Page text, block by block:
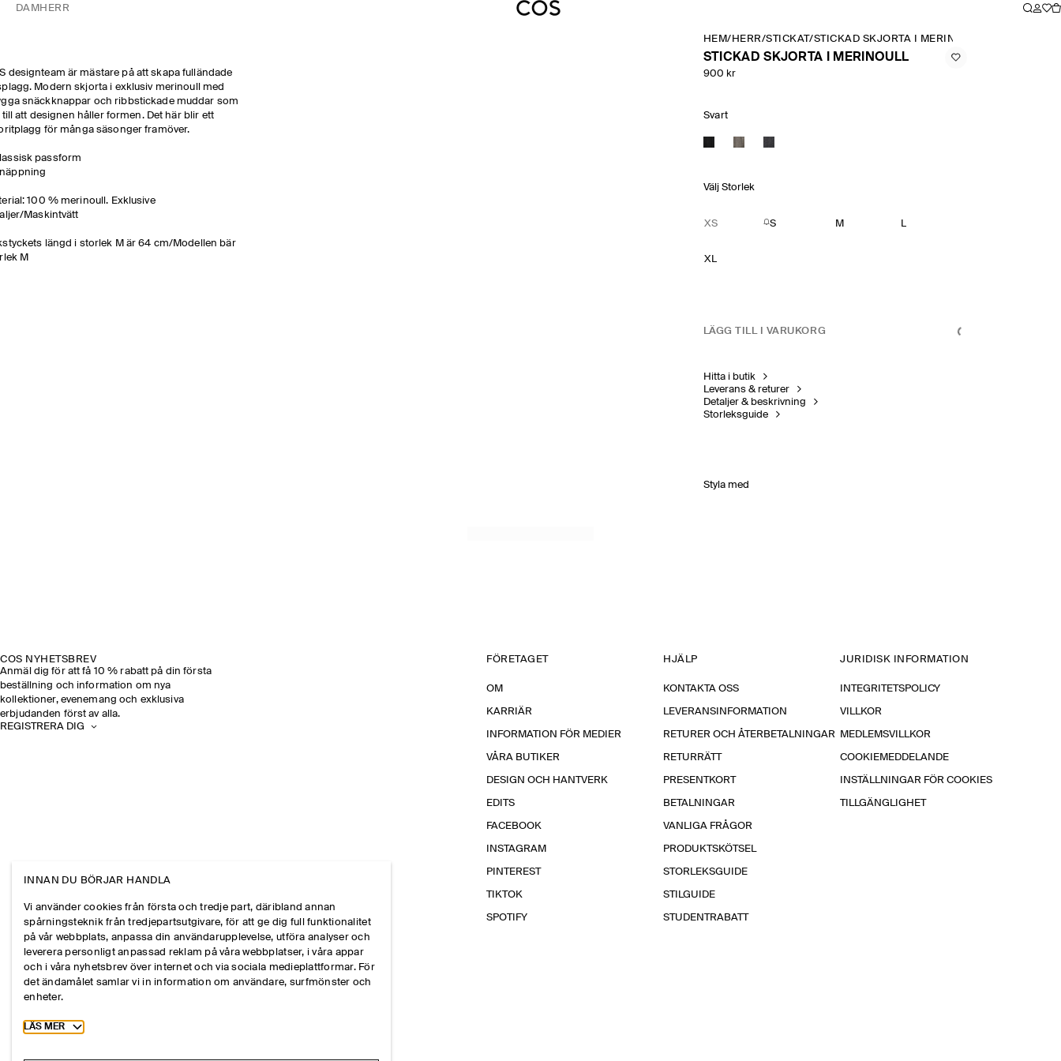
DAM HERR
designteam är mästare på att skapa fulländade
Modern skjorta i exklusiv merinoull med
snäckknappar och ribbstickade muddar som
till att designen håller formen. Det här blir ett
för många säsonger framöver.
passform
100 % merinoull. Exklusive
Maskintvätt
längd i storlek M är 64 cm/Modellen bär
M
HEM/ HERR/STICKAT/STICKAD SKJORTA I MERINOULL
STICKAD SKJORTA I MERINOULL
900 kr
Svart
Välj Storlek
XS S M L
XL
LÄGG TILL I VARUKORG
Hitta i butik
Leverans & returer
Detaljer & beskrivning
Storleksguide
Styla med
COS NYHETSBREV
Anmäl dig för att få 10 % rabatt på din första
beställning och information om nya
kollektioner, evenemang och exklusiva
erbjudanden först av alla.
REGISTRERA DIG
FÖRETAGET
OM
KARRIÄR
INFORMATION FÖR MEDIER
VÅRA BUTIKER
DESIGN OCH HANTVERK
EDITS
FACEBOOK
INSTAGRAM
PINTEREST
TIKTOK
SPOTIFY
HJÄLP
KONTAKTA OSS
LEVERANSINFORMATION
RETURER OCH ÅTERBETALNINGAR
RETURRÄTT
PRESENTKORT
BETALNINGAR
VANLIGA FRÅGOR
PRODUKTSKÖTSEL
STORLEKSGUIDE
STILGUIDE
STUDENTRABATT
JURIDISK INFORMATION
INTEGRITETSPOLICY
VILLKOR
MEDLEMSVILLKOR
COOKIEMEDDELANDE
INSTÄLLNINGAR FÖR COOKIES
TILLGÄNGLIGHET
INNAN DU BÖRJAR HANDLA
Vi använder cookies från första och tredje part, däribland annan
spårningsteknik från tredjepartsutgivare, för att ge dig full funktionalitet
på vår webbplats, anpassa din användarupplevelse, utföra analyser och
leverera personligt anpassad reklam på våra webbplatser, i våra appar
och i våra nyhetsbrev över internet och via sociala medieplattformar. För
det ändamålet samlar vi in information om användare, surfmönster och
enheter.
Toggle more cookie information
LÄS MER